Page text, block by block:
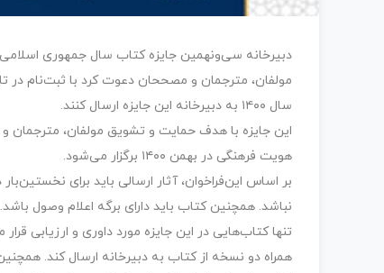
دبیرخانه سی‌ونهمین جایزه کتاب سال جمهوری اسلامی
مولفان، مترجمان و مصححان دعوت کرد با ثبت‌نام در
سال ۱۴۰۰ به دبیرخانه این جایزه ارسال کنند.
این جایزه با هدف حمایت و تشویق مولفان، مترجمان
هویت فرهنگی در بهمن ۱۴۰۰ برگزار می‌شود.
نباشد. همچنین کتاب باید دارای برگه اعلام وصول باشد.
تنها کتاب‌هایی در این جایزه مورد داوری و ارزیابی
همراه دو نسخه از کتاب به دبیرخانه ارسال کند.